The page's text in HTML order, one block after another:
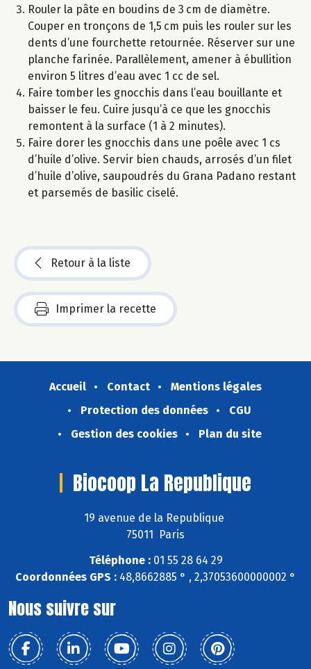
Rouler la pâte en boudins de 3 cm de diamètre.
Couper en tronçons de 1,5 cm puis les rouler sur les
dents d’une fourchette retournée. Réserver sur une
planche farinée. Parallèlement, amener à ébullition
environ 5 litres d’eau avec 1 cc de sel.
Faire tomber les gnocchis dans l’eau bouillante et
baisser le feu. Cuire jusqu’à ce que les gnocchis
remontent à la surface (1 à 2 minutes).
Faire dorer les gnocchis dans une poêle avec 1 cs
d’huile d’olive. Servir bien chauds, arrosés d’un filet
d’huile d’olive, saupoudrés du Grana Padano restant
et parsemés de basilic ciselé.
Retour à la liste
Imprimer la recette
Accueil Contact
Mentions légales
Protection des données
CGU
Gestion des cookies
Plan du site
Biocoop La Republique
19 avenue de la Republique
75011 Paris
Téléphone :01 55 28 64 29
Coordonnées GPS : 48,8662885 ° , 2,37053600000002 °
Nous suivre sur